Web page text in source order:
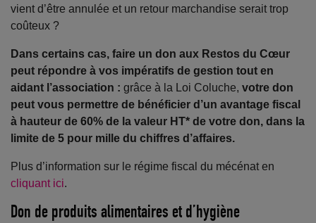
vient d’être annulée et un retour marchandise serait trop
coûteux ?
Dans certains cas, faire un don aux Restos du Cœur
peut répondre à vos impératifs de gestion tout en
aidant l’association : grâce à la Loi Coluche, votre don
peut vous permettre de bénéficier d’un avantage fiscal
à hauteur de 60% de la valeur HT* de votre don, dans la
limite de 5 pour mille du chiffres d’affaires.
Plus d’information sur le régime fiscal du mécénat en
cliquant ici.
Don de produits alimentaires et d’hygiène